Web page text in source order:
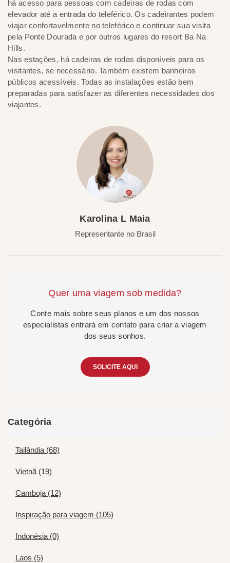
há acesso para pessoas com cadeiras de rodas com
elevador até a entrada do teleférico. Os cadeirantes podem
viajar confortavelmente no teleférico e continuar sua visita
pela Ponte Dourada e por outros lugares do resort Ba Na
Hills.
Nas estações, há cadeiras de rodas disponíveis para os
visitantes, se necessário. Também existem banheiros
públicos acessíveis. Todas as instalações estão bem
preparadas para satisfazer as diferentes necessidades dos
viajantes.
Karolina L Maia
Representante no Brasil
Quer uma viagem sob medida?
Conte mais sobre seus planos e um dos nossos
especialistas entrará em contato para criar a viagem
dos seus sonhos.
SOLICITE AQUI
Categória
Tailândia (68)
Vietnã (19)
Camboja (12)
Inspiração para viagem (105)
Indonésia (0)
Laos (5)